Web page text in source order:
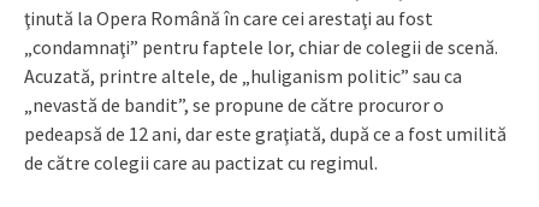
ţinută la Opera Română în care cei arestaţi au fost
„condamnaţi” pentru faptele lor, chiar de colegii de scenă.
Acuzată, printre altele, de „huliganism politic” sau ca
„nevastă de bandit”, se propune de către procuror o
pedeapsă de 12 ani, dar este graţiată, după ce a fost umilită
de către colegii care au pactizat cu regimul.